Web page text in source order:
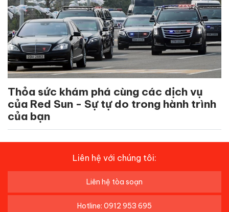
Thỏa sức khám phá cùng các dịch vụ
của Red Sun - Sự tự do trong hành trình
của bạn
Liên hệ với chúng tôi:
Liên hệ tòa soạn
Hotline: 0912 953 695